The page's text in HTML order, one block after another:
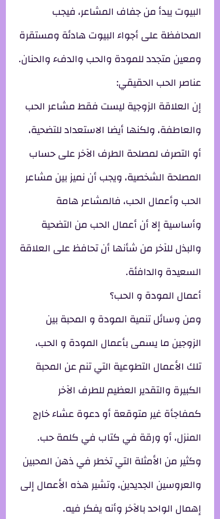
البيوت يبدأ من جفاف المشاعر، فيجب
المحافظة على أجواء البيوت هادئة ومستقرة
ومعين متجدد للمودة والحب والدفء والحنان.
عناصر الحب الحقيقي:
إن العلاقة الزوجية ليست فقط مشاعر الحب
والعاطفة، ولكنها أيضا الاستعداد للتضحية،
أو التصرف لمصلحة الطرف الآخر على حساب
المصلحة الشخصية، ويجب أن نميز بين مشاعر
الحب وأعمال الحب، فالمشاعر هامة
وأساسية إلا أن أعمال الحب من التضحية
والبذل للآخر من شأنها أن تحافظ على العلاقة
السعيدة والدافئة.
أعمال المودة و الحب؟
ومن وسائل تنمية المودة و المحبة بين
الزوجين ما يسمى بأعمال المودة و الحب،
تلك الأعمال التطوعية التي تنم عن المحبة
الكبيرة والتقدير العظيم للطرف الآخر
كمفاجأة غير متوقعة أو دعوة عشاء خارج
المنزل، أو ورقة في كتاب في كلمة حب.
وكثير من الأمثلة التي تخطر في ذهن المحبين
والعروسين الجديدين، وتشير هذه الأعمال إلى
إهمال الواحد بالآخر وأنه يفكر فيه.